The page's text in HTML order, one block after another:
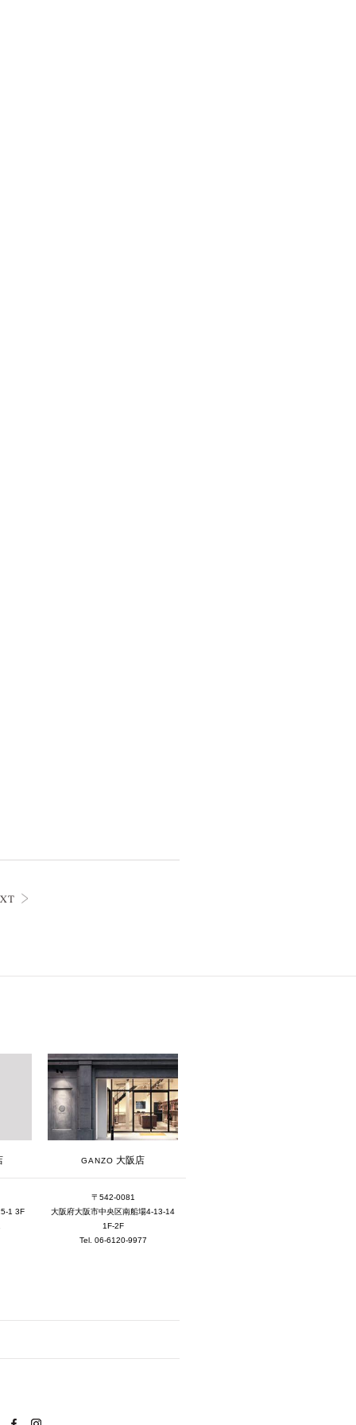
2022年9月 [1]
2022年4月 [3]
2020年8月 [1]
2019年12月 [1]
2019年11月 [2]
2019年10月 [1]
1 3F
GANZO 大阪店
〒542-0081
大阪府大阪市中央区南船場4-13-14
1F-2F
Tel. 06-6120-9977